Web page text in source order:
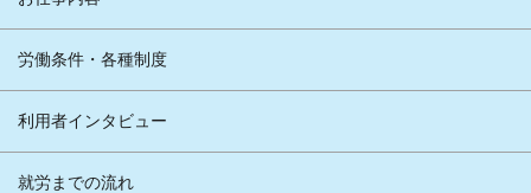
労働条件・各種制度
利用者インタビュー
就労までの流れ